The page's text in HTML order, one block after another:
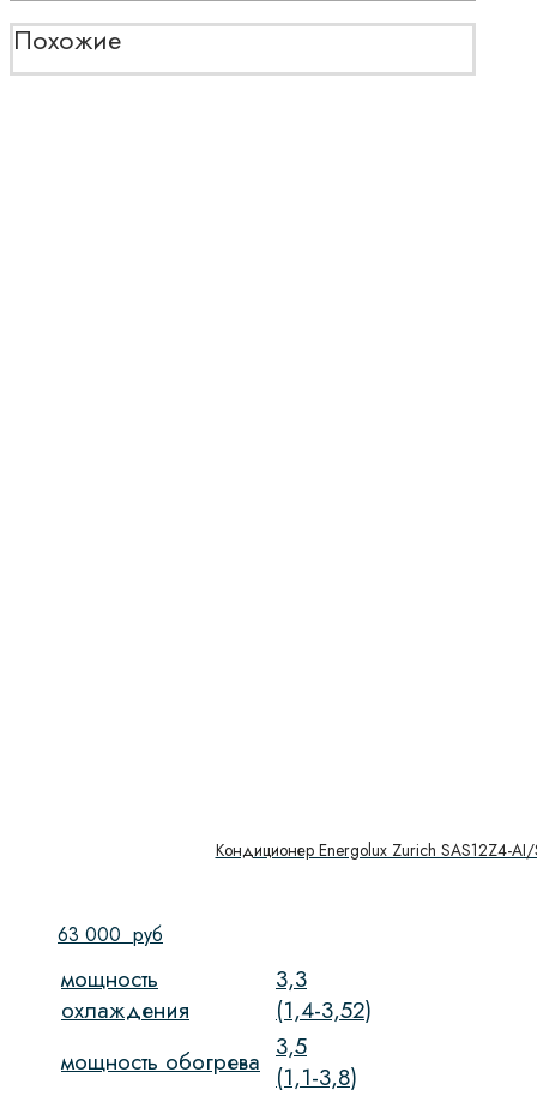
Похожие
Кондиционер Energolux Zurich SAS12Z4-AI/
63 000 руб
мощность
охлаждения
3,3
(1,4-3,52)
мощность обогрева 3,5
(1,1-3,8)